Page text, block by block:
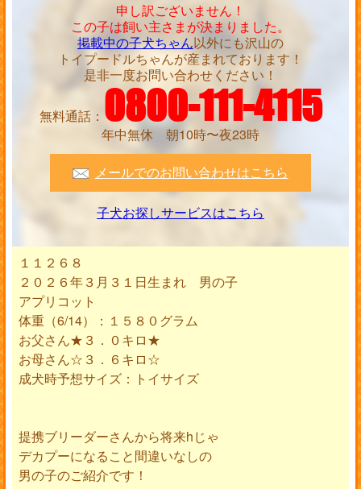
申し訳ございません！
この子は飼い主さまが決まりました。
掲載中の子犬ちゃん以外にも沢山の
トイプードルちゃんが産まれております！
是非一度お問い合わせください！
無料通話： 0800-111-4115
年中無休 朝10時〜夜23時
メールでのお問い合わせはこちら
子犬お探しサービスはこちら
１１２６８
２０２６年３月３１日生まれ 男の子
アプリコット
体重（6/14）：１５８０グラム
お父さん★３．０キロ★
お母さん☆３．６キロ☆
成犬時予想サイズ：トイサイズ
提携ブリーダーさんから将来hじゃ
デカプーになること間違いなしの
男の子のご紹介です！